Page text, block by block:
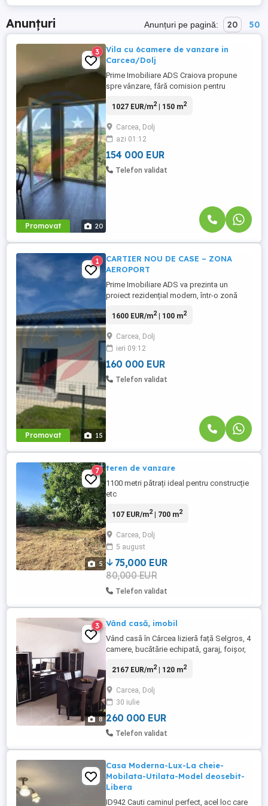
Anunțuri Anunțuri pe pagină: 20 50
Promovat 20
3
Vila cu 6camere de vanzare in
Carcea/Dolj
Prime Imobiliare ADS Craiova propune
spre vânzare, fără comision pentru
localitatea Cârcea, județul Dolj, pe strada
poziție excelentă, oferind intimitate
completă în partea din spate și vedere
panoramică către stadion, ...
1027 EUR/m2| 150 m2
Carcea, Dolj
azi 01:12
154 000 EUR
Telefon validat
Promovat 15
1
CARTIER NOU DE CASE – ZONA
AEROPORT
Prime Imobiliare ADS va prezinta un
proiect rezidențial modern, într-o zonă
posibilitatea de a vă alege casa ideală
fiecare cumpărător își poate alege parcela
pe care va fi construită locuința. Casele
sunt construite ...
1600 EUR/m2| 100 m2
Carcea, Dolj
ieri 09:12
160 000 EUR
Telefon validat
5
7 teren de vanzare
1100 metri pătrați ideal pentru construcție
etc
107 EUR/m2| 700 m2
Carcea, Dolj
5 august
75,000 EUR
80,000 EUR
Telefon validat
8
3 Vând casă, imobil
Vând casă în Cârcea lizieră față Selgros, 4
camere, bucătărie echipată, garaj, foișor,
Electricitate, canalizare, full, totul ok.
2167 EUR/m2| 120 m2
Carcea, Dolj
30 iulie
260 000 EUR
Telefon validat
Casa Moderna-Lux-La cheie-
Mobilata-Utilata-Model deosebit-
Libera
ID942 Cauti caminul perfect, acel loc care